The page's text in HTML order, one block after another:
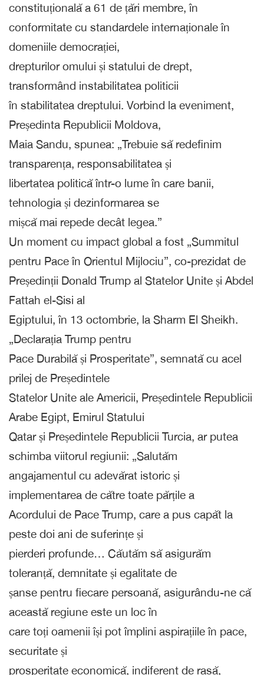
constituțională a 61 de țări membre, în
conformitate cu standardele internaționale în
domeniile democrației,
drepturilor omului și statului de drept,
transformând instabilitatea politicii
în stabilitatea dreptului. Vorbind la eveniment,
Președinta Republicii Moldova,
Maia Sandu, spunea: „Trebuie să redefinim
transparența, responsabilitatea și
libertatea politică într-o lume în care banii,
tehnologia și dezinformarea se
mișcă mai repede decât legea.”
Un moment cu impact global a fost „Summitul
pentru Pace în Orientul Mijlociu”, co-prezidat de
Președinții Donald Trump al Statelor Unite și Abdel
Fattah el-Sisi al
Egiptului, în 13 octombrie, la Sharm El Sheikh.
„Declarația Trump pentru
Pace Durabilă și Prosperitate”, semnată cu acel
prilej de Președintele
Statelor Unite ale Americii, Președintele Republicii
Arabe Egipt, Emirul Statului
Qatar și Președintele Republicii Turcia, ar putea
schimba viitorul regiunii: „Salutăm
angajamentul cu adevărat istoric și
implementarea de către toate părțile a
Acordului de Pace Trump, care a pus capăt la
peste doi ani de suferințe și
pierderi profunde… Căutăm să asigurăm
toleranță, demnitate și egalitate de
șanse pentru fiecare persoană, asigurându-ne că
această regiune este un loc în
care toți oamenii își pot împlini aspirațiile în pace,
securitate și
prosperitate economică, indiferent de rasă,